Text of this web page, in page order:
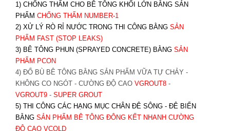
1) CHỐNG THẤM CHO BÊ TÔNG KHỐI LỚN BẰNG SẢN
PHẨM CHỐNG THẤM NUMBER-1
2) XỬ LÝ RÒ RỈ NƯỚC TRONG THI CÔNG BẰNG SẢN
PHẨM FAST (STOP LEAKS)
3) BÊ TÔNG PHUN (SPRAYED CONCRETE) BẰNG SẢN
PHẨM PCON
4) ĐỔ BÙ BÊ TÔNG BẰNG SẢN PHẨM VỮA TỰ CHẢY -
KHÔNG CO NGÓT - CƯỜNG ĐỘ CAO VGROUT8-
VGROUT9- SUPER GROUT
5) THI CÔNG CÁC HẠNG MỤC CHÂN ĐÊ SÔNG - ĐÊ BIỂN
BẰNG SẢN PHẨM BÊ TÔNG ĐÔNG KẾT NHANH CƯỜNG
ĐỘ CAO VCOLD